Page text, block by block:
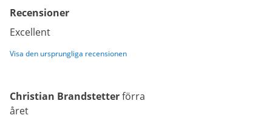
Recensioner
Excellent
Visa den ursprungliga recensionen
Christian Brandstetterförra
året